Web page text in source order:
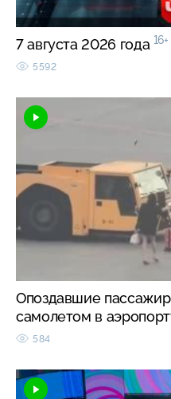
7 августа 2026 года 16+
5592
Опоздавшие
самолетом в
584